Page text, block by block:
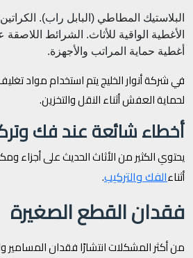
البلاستيك المطاطي (البابل راب).
الأغطية الواقية للأثاث. الشرائط اللاصقة
أغطية حماية المراتب والأجهزة.
في شركة أنوار الخليج يتم استخدام مواد
لحماية العفش أثناء النقل والتخزين.
أخطاء شائعة عند فك
يحتوي الكثير من الأثاث الحديث على أجزاء
أثناءالفك والتركيب.
فقدان القطع الصغيرة
من أكثر المشكلات انتشارًا فقدان المسامير